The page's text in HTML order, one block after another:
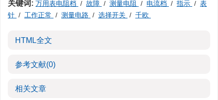
关键词: 万用表电阻档 / 故障 / 测量电阻 / 电流档 / 指示 / 表
针 / 工作正常 / 测量电路 / 选择开关 / 千欧
HTML全文
参考文献(0)
相关文章